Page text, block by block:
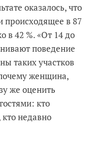
оказалось, что
в 87
в 42 %. «От 14 до
поведение
таких участков
женщина,
же оценить
кто
кто недавно